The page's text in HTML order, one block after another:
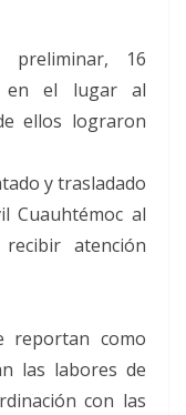
16
en el lugar al
ellos lograron
y trasladado
Cuauhtémoc al
atención
reportan como
las labores de
con las